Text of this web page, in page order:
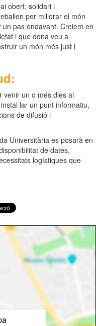
obert, solidari i
per millorar el món
un pas endavant. Creiem en
i que dona veu a
un món més just i
venir un o més dies al
un punt informatiu,
de difusió i
Universitària es posarà en
de dates,
logístiques que